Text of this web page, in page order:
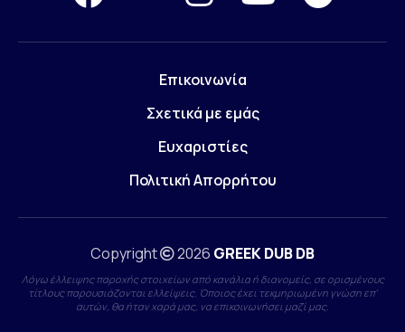
Επικοινωνία
Σχετικά με εμάς
Ευχαριστίες
Πολιτική Απορρήτου
Copyright 2026 GREEK DUB DB
Λόγω έλλειψης παροχής στοιχείων από κανάλια ή διανομείς, σε ορισμένους
τίτλους παρουσιάζονται ελλείψεις. Όποιος έχει τεκμηριωμένη γνώση επ'
αυτών, θα ήταν χαρά μας, να επικοινωνήσει μαζί μας.